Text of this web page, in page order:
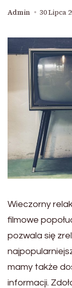
Admin 30 Lipca
Wieczorny
filmowe
pozwala się
mamy także
informacji.